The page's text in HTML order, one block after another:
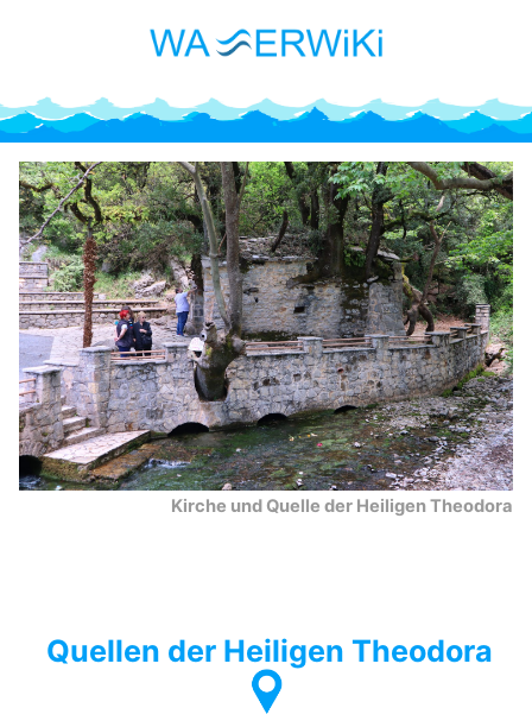
Kirche und Quelle der Heiligen Theodora
Quellen der Heiligen Theodora